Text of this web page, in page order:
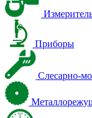
Приборы
Слесарно-